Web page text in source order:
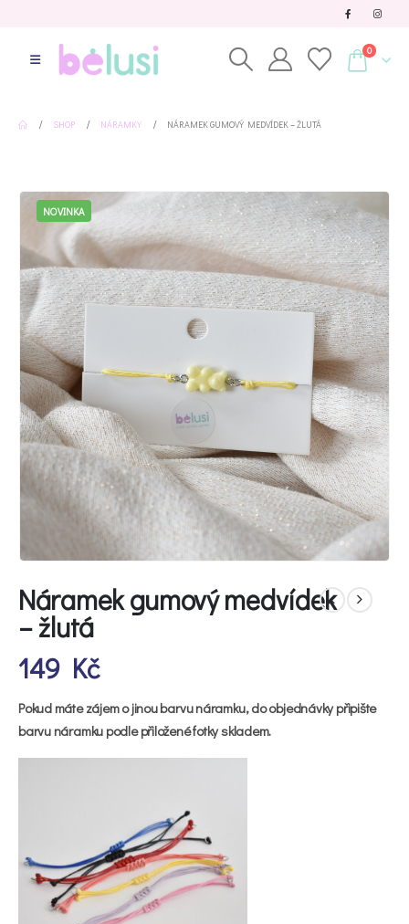
0
SHOP NÁRAMKY NÁRAMEK GUMOVÝ MEDVÍDEK – ŽLUTÁ
NOVINKA
Náramek gumový medvídek
– žlutá
149 Kč
Pokud máte zájem o jinou barvu náramku, do objednávky připište
barvu náramku podle přiložené fotky skladem.